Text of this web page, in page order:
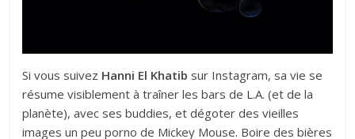
Si vous suivez Hanni El Khatib sur Instagram, sa vie se
résume visiblement à traîner les bars de L.A. (et de la
planète), avec ses buddies, et dégoter des vieilles
images un peu porno de Mickey Mouse. Boire des bières